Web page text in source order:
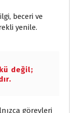
beceri ve
yenile.
değil;
görevleri